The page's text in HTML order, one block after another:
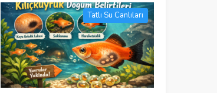
Tatlı Su Canlıları